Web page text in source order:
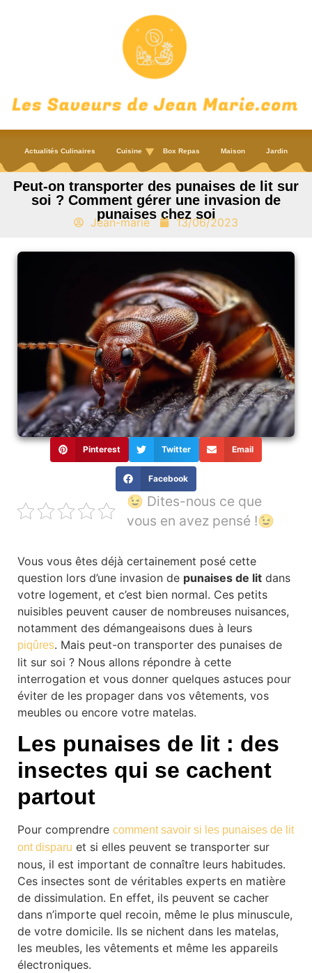
Actualités Culinaires Cuisine Box Repas Maison Jardin
Peut-on transporter des punaises de lit sur
soi ? Comment gérer une invasion de
punaises chez soi
Jean-marie 13/06/2023
Pinterest Twitter Email
Facebook
😉 Dites-nous ce que
vous en avez pensé !😉
Vous vous êtes déjà certainement posé cette
question lors d’une invasion de punaises de lit dans
votre logement, et c’est bien normal. Ces petits
nuisibles peuvent causer de nombreuses nuisances,
notamment des démangeaisons dues à leurs
piqûres. Mais peut-on transporter des punaises de
lit sur soi ? Nous allons répondre à cette
interrogation et vous donner quelques astuces pour
éviter de les propager dans vos vêtements, vos
meubles ou encore votre matelas.
Les punaises de lit : des
insectes qui se cachent
partout
Pour comprendre comment savoir si les punaises de lit
ont disparu et si elles peuvent se transporter sur
nous, il est important de connaître leurs habitudes.
Ces insectes sont de véritables experts en matière
de dissimulation. En effet, ils peuvent se cacher
dans n’importe quel recoin, même le plus minuscule,
de votre domicile. Ils se nichent dans les matelas,
les meubles, les vêtements et même les appareils
électroniques.